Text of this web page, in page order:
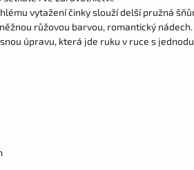
vytažení činky slouží delší pružná
růžovou barvou, romantický nádech.
úpravu, která jde ruku v ruce s